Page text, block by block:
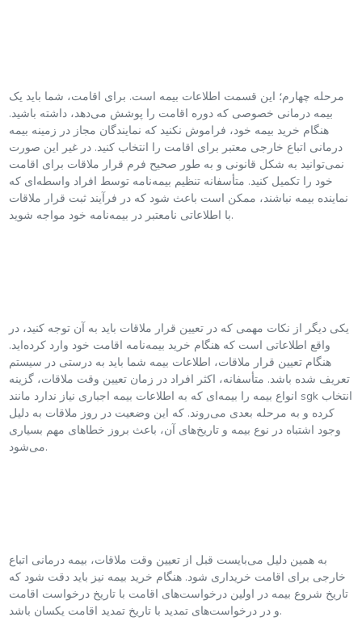
مرحله چهارم؛ این قسمت اطلاعات بیمه است. برای اقامت، شما باید یک
بیمه درمانی خصوصی که دوره اقامت را پوشش می‌دهد، داشته باشید.
هنگام خرید بیمه خود، فراموش نکنید که نمایندگان مجاز در زمینه بیمه
درمانی اتباع خارجی معتبر برای اقامت را انتخاب کنید. در غیر این صورت
نمی‌توانید به شکل قانونی و به طور صحیح فرم قرار ملاقات برای اقامت
خود را تکمیل کنید. متأسفانه تنظیم بیمه‌نامه توسط افراد واسطه‌ای که
نماینده بیمه نباشند، ممکن است باعث شود که در فرآیند ثبت قرار ملاقات
با اطلاعاتی نامعتبر در بیمه‌نامه خود مواجه شوید.
یکی دیگر از نکات مهمی که در تعیین قرار ملاقات باید به آن توجه کنید، در
واقع اطلاعاتی است که هنگام خرید بیمه‌نامه اقامت خود وارد کرده‌اید.
هنگام تعیین قرار ملاقات، اطلاعات بیمه شما باید به درستی در سیستم
تعریف شده باشد. متأسفانه، اکثر افراد در زمان تعیین وقت ملاقات، گزینه
انواع بیمه را بیمه‌ای که به اطلاعات بیمه اجباری نیاز ندارد مانند sgk انتخاب
کرده و به مرحله بعدی می‌روند. که این وضعیت در روز ملاقات به دلیل
وجود اشتباه در نوع بیمه و تاریخ‌های آن، باعث بروز خطاهای مهم بسیاری
می‌شود.
به همین دلیل می‌بایست قبل از تعیین وقت ملاقات، بیمه درمانی اتباع
خارجی برای اقامت خریداری شود. هنگام خرید بیمه نیز باید دقت شود که
تاریخ شروع بیمه در اولین درخواست‌های اقامت با تاریخ درخواست اقامت
و در درخواست‌های تمدید با تاریخ تمدید اقامت یکسان باشد.